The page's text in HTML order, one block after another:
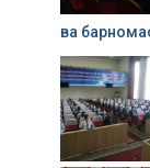
ва